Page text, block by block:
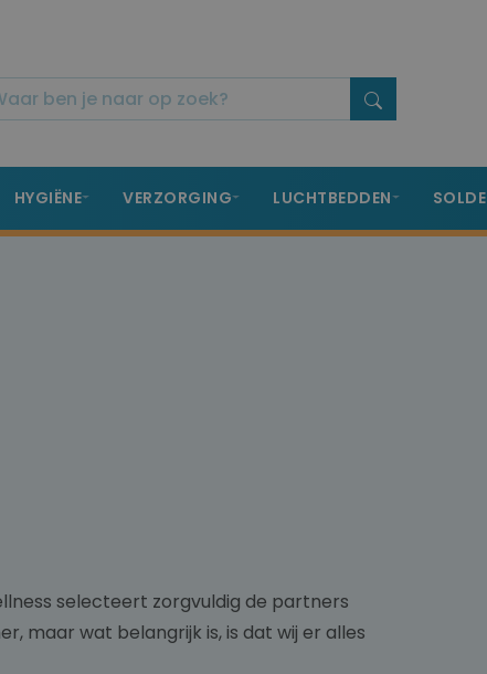
HYGIËNE VERZORGING LUCHTBEDDEN
selecteert zorgvuldig de partners
maar wat belangrijk is, is dat wij er alles